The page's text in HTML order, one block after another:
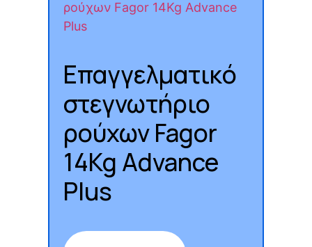
Επαγγελματικό
στεγνωτήριο
ρούχων Fagor
14Kg Advance
Plus